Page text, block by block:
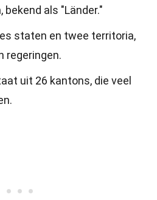
als "Länder."
staten en twee territoria,
regeringen.
uit 26 kantons, die veel